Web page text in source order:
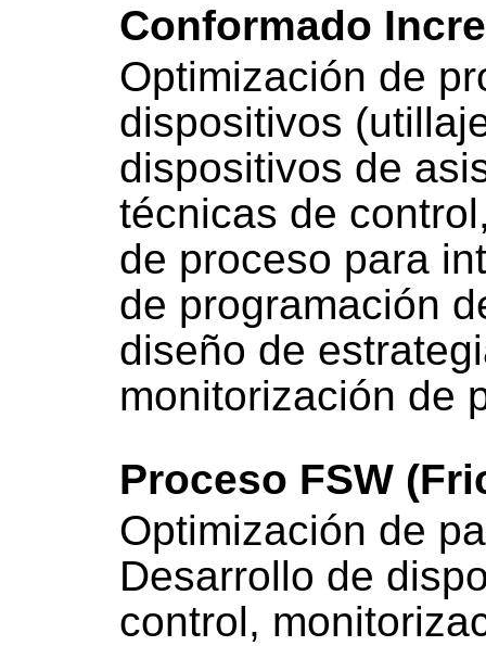
Conformado
Optimización de
dispositivos
dispositivos de
técnicas de
de proceso para
de programación
diseño de
monitorización de
Proceso FSW
Optimización de
Desarrollo de
control,